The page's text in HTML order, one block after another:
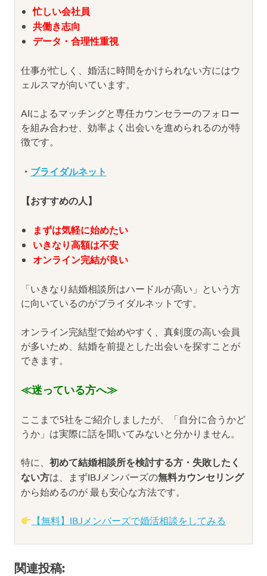
忙しい会社員
共働き志向
データ・合理性重視
仕事が忙しく、婚活に時間をかけられない方にはウ
ェルスマが向いています。
AIによるマッチングと専任カウンセラーのフォロー
を組み合わせ、効率よく出会いを進められるのが特
徴です。
・ ブライダルネット
【おすすめの人】
まずは気軽に始めたい
いきなり高額は不安
オンライン完結が良い
「いきなり結婚相談所はハードルが高い」という方
に向いているのがブライダルネットです。
オンライン完結型で始めやすく、真剣度の高い会員
が多いため、結婚を前提とした出会いを探すことが
できます。
≪迷っている方へ≫
ここまで5社をご紹介しましたが、「自分に合うかど
うか」は実際に話を聞いてみないと分かりません。
特に、 初めて結婚相談所を検討する方・失敗したく
ない方は、まずIBJメンバーズの無料カウンセリング
から始めるのが 最も安心な方法です。
【無料】IBJメンバーズで婚活相談をしてみる
関連投稿: